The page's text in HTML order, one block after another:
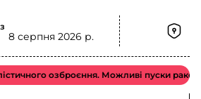
8 серпня 2026 р.
озброєння. Можливі пуски